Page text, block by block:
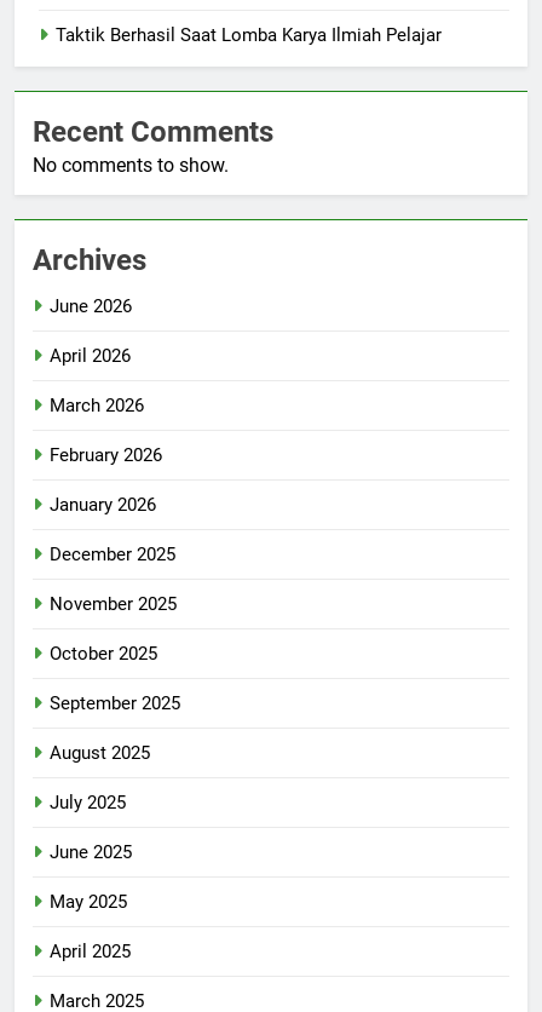
Taktik Berhasil Saat Lomba Karya Ilmiah Pelajar
Recent Comments
No comments to show.
Archives
June 2026
April 2026
March 2026
February 2026
January 2026
December 2025
November 2025
October 2025
September 2025
August 2025
July 2025
June 2025
May 2025
April 2025
March 2025